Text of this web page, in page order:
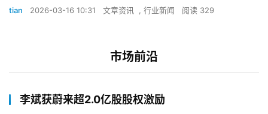
tian 2026-03-16 10:31 文章资讯 , 行业新闻 阅读 329
市场前沿
李斌获蔚来超2.0亿股股权激励